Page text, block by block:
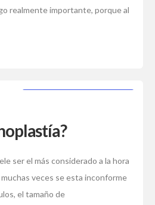
realmente importante, porque al
ser el más considerado a la hora
veces se esta inconforme
el tamaño de